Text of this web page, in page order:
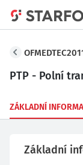
PTP - Polní
ZÁKLADNÍ
Základní